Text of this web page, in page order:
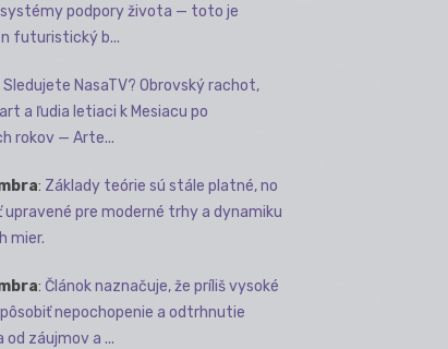
podpory života — toto je
futuristický b...
Sledujete NasaTV? Obrovský rachot,
a ľudia letiaci k Mesiacu po
rokov — Arte...
: Základy teórie sú stále platné, no
upravené pre moderné trhy a dynamiku
mier.
: Článok naznačuje, že príliš vysoké
nepochopenie a odtrhnutie
od záujmov a ...